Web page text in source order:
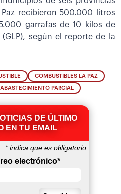
recibieron 500.000 litros
garrafas de 10 kilos de
según el reporte de la
COMBUSTIBLES LA PAZ
ABASTECIMIENTO PARCIAL
DE ÚLTIMO
EN TU EMAIL
*indica que es obligatorio
electrónico*